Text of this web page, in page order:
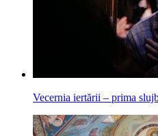
Vecernia iertării – prima